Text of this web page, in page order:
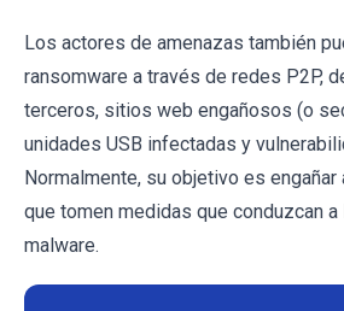
Los actores de amenazas también
ransomware a través de redes P2P,
terceros, sitios web engañosos (o
unidades USB infectadas y
Normalmente, su objetivo es
que tomen medidas que conduzcan
malware.